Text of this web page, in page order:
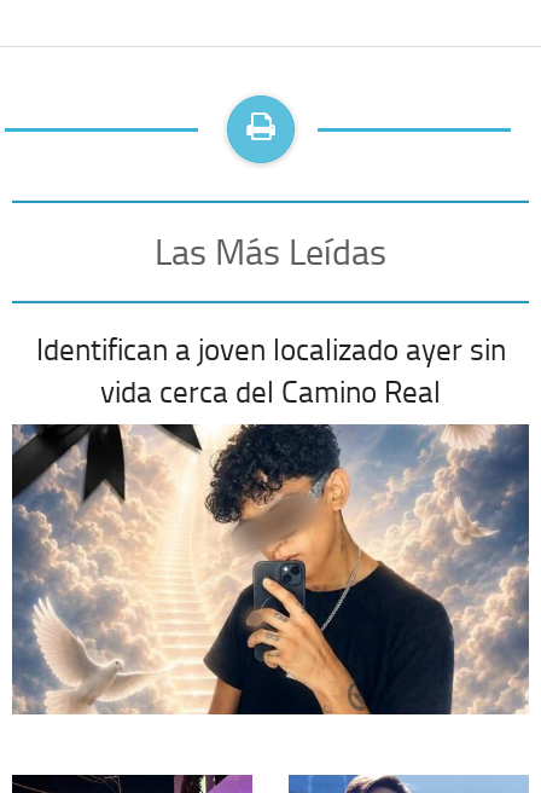
Las Más Leídas
Identifican a joven localizado ayer sin
vida cerca del Camino Real